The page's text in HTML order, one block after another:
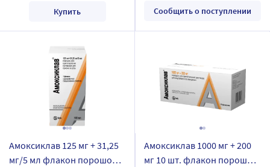
Купить Сообщить о поступлении
Амоксиклав 125 мг + 31,25
мг/5 мл флакон порошок
Амоксиклав 1000 мг + 200
мг 10 шт. флакон порошок